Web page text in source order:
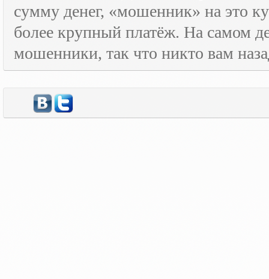
сумму денег, «мошенник» на это
более крупный платёж. На самом
мошенники, так что никто вам